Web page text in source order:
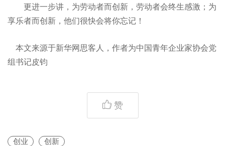
更进一步讲，为劳动者而创新，劳动者会终生感激；为
享乐者而创新，他们很快会将你忘记！
本文来源于新华网思客人，作者为中国青年企业家协会党
组书记皮钧
赞
创业 创新